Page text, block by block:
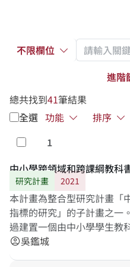
不限欄位
進階
總共找到41筆結果
全選 功能 排序
勾選
1
中小學跨領域和跨課綱教科
研究計畫 2021
本計畫為整合型研究計畫「
指標的研究」的子計畫之一
過建置一個由中小學學生教
語料庫，了解各學習階段之
account_circle吳鑑城